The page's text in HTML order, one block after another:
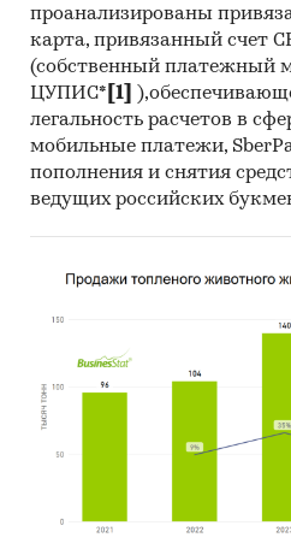
o основные события с участием
o приоритетные направления
развития.
Объект исследования
Рынок розничной торговли
Мониторинг материалов
специализированных изданий,
Интернет; материалов
компаний; результаты
Group.
Метод исследования
Информационная база
проанализированы
карта, привязанный счет
(собственный платежный
ЦУПИС* [1]
легальность расчетов в
мобильные платежи,
пополнения и снятия
ведущих российских